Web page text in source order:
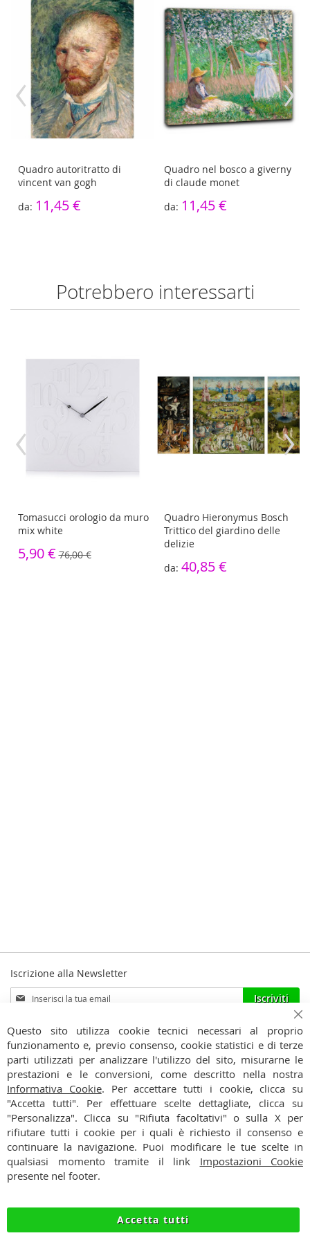
Quadro autoritratto di
vincent van gogh
11,45 €
Quadro nel bosco a giverny
di claude monet
11,45 €
‹ ›
Potrebbero interessarti
Tomasucci orologio da muro
mix white
5,90 € 76,00 €
Quadro Hieronymus Bosch
Trittico del giardino delle
delizie
40,85 €
‹ ›
Iscrizione alla Newsletter
Iscriviti
alla
Newsletter:
Iscriviti
CONTATTI
CONDIZIONI
PAGAMENTI
SPEDIZIONI
RECESSO
COOKIE
Questo sito utilizza cookie tecnici necessari al proprio
funzionamento e, previo consenso, cookie statistici e di terze
parti utilizzati per analizzare l'utilizzo del sito, misurarne le
prestazioni e le conversioni, come descritto nella nostra
Informativa Cookie. Per accettare tutti i cookie, clicca su
"Accetta tutti". Per effettuare scelte dettagliate, clicca su
"Personalizza". Clicca su "Rifiuta facoltativi" o sulla X per
rifiutare tutti i cookie per i quali è richiesto il consenso e
continuare la navigazione. Puoi modificare le tue scelte in
qualsiasi momento tramite il link Impostazioni Cookie
presente nel footer.
Accetta tutti